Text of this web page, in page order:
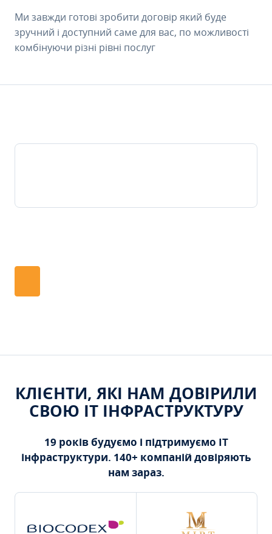
Ми завжди готові зробити договір який буде
зручний і доступний саме для вас, по можливості
комбінуючи різні рівні послуг
КЛІЄНТИ, ЯКІ НАМ ДОВІРИЛИ
СВОЮ ІТ ІНФРАСТРУКТУРУ
19 років будуємо і підтримуємо ІТ
інфраструктури. 140+ компаній довіряють
нам зараз.